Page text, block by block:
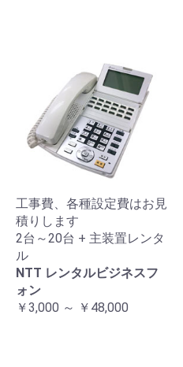
工事費、各種設定費はお見
積りします
2台～20台 + 主装置レンタ
ル
NTT レンタルビジネスフ
ォン
￥3,000 ～ ￥48,000